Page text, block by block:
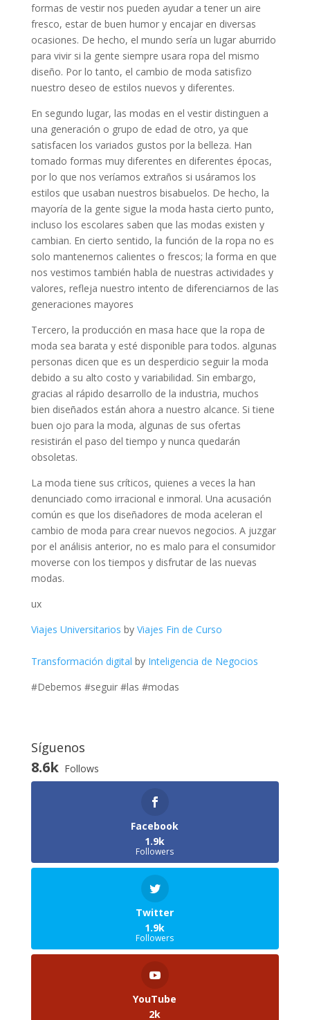
formas de vestir nos pueden ayudar a tener un aire
fresco, estar de buen humor y encajar en diversas
ocasiones. De hecho, el mundo sería un lugar aburrido
para vivir si la gente siempre usara ropa del mismo
diseño. Por lo tanto, el cambio de moda satisfizo
nuestro deseo de estilos nuevos y diferentes.
En segundo lugar, las modas en el vestir distinguen a
una generación o grupo de edad de otro, ya que
satisfacen los variados gustos por la belleza. Han
tomado formas muy diferentes en diferentes épocas,
por lo que nos veríamos extraños si usáramos los
estilos que usaban nuestros bisabuelos. De hecho, la
mayoría de la gente sigue la moda hasta cierto punto,
incluso los escolares saben que las modas existen y
cambian. En cierto sentido, la función de la ropa no es
solo mantenernos calientes o frescos; la forma en que
nos vestimos también habla de nuestras actividades y
valores, refleja nuestro intento de diferenciarnos de las
generaciones mayores
Tercero, la producción en masa hace que la ropa de
moda sea barata y esté disponible para todos. algunas
personas dicen que es un desperdicio seguir la moda
debido a su alto costo y variabilidad. Sin embargo,
gracias al rápido desarrollo de la industria, muchos
bien diseñados están ahora a nuestro alcance. Si tiene
buen ojo para la moda, algunas de sus ofertas
resistirán el paso del tiempo y nunca quedarán
obsoletas.
La moda tiene sus críticos, quienes a veces la han
denunciado como irracional e inmoral. Una acusación
común es que los diseñadores de moda aceleran el
cambio de moda para crear nuevos negocios. A juzgar
por el análisis anterior, no es malo para el consumidor
moverse con los tiempos y disfrutar de las nuevas
modas.
ux
Viajes Universitarios by Viajes Fin de Curso
Transformación digital by Inteligencia de Negocios
#Debemos #seguir #las #modas
Síguenos
8.6k Follows
Facebook
1.9k
Followers
Twitter
1.9k
Followers
YouTube
2k